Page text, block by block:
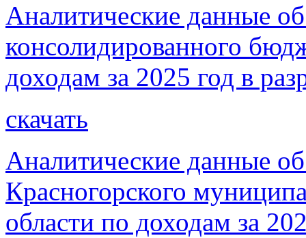
Аналитические данные
консолидированного
доходам за 2025 год в
скачать
Аналитические данные
Красногорского
области по доходам за